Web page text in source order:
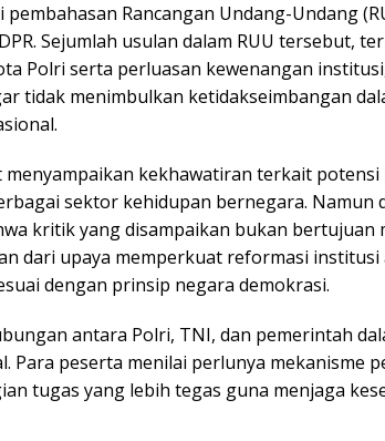
Rancangan Undang-Undang
Sejumlah usulan dalam RUU tersebut,
Polri serta perluasan kewenangan
tidak menimbulkan ketidakseimbangan
kekhawatiran terkait potensi
sektor kehidupan bernegara. Namun
kritik yang disampaikan bukan bertujuan
dari upaya memperkuat reformasi institusi
dengan prinsip negara demokrasi.
antara Polri, TNI, dan pemerintah
Para peserta menilai perlunya mekanisme
tugas yang lebih tegas guna menjaga